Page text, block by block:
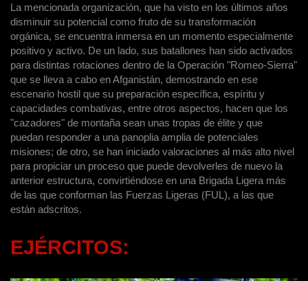
La mencionada organización, que ha visto en los últimos años
disminuir su potencial como fruto de su transformación
orgánica, se encuentra inmersa en un momento especialmente
positivo y activo. De un lado, sus batallones han sido activados
para distintas rotaciones dentro de la Operación "Romeo-Sierra"
que se lleva a cabo en Afganistán, demostrando en ese
escenario hostil que su preparación específica, espíritu y
capacidades combativas, entre otros aspectos, hacen que los
"cazadores" de montaña sean unas tropas de élite y que
puedan responder a una panoplia amplia de potenciales
misiones; de otro, se han iniciado valoraciones al más alto nivel
para propiciar un proceso que puede devolverles de nuevo la
anterior estructura, convirtiéndose en una Brigada Ligera más
de las que conforman las Fuerzas Ligeras (FUL), a las que
están adscritos.
EJÉRCITOS: